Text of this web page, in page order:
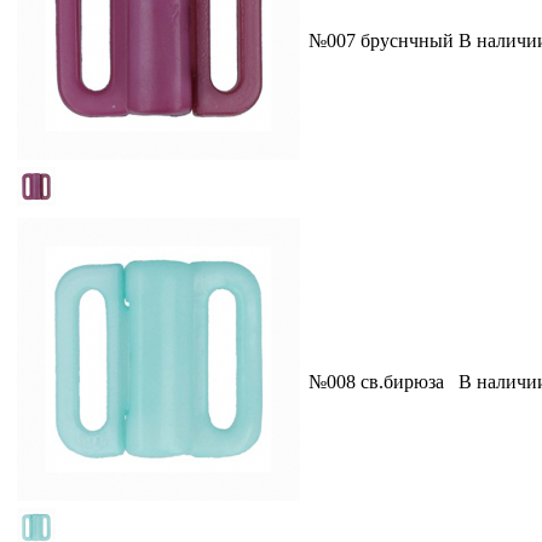
№007 бруснчный В
№008 св.бирюза В